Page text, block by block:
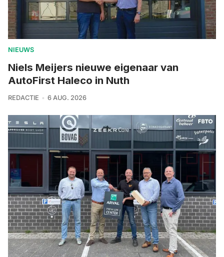
NIEUWS
Niels Meijers nieuwe eigenaar van
AutoFirst Haleco in Nuth
REDACTIE 6 AUG. 2026